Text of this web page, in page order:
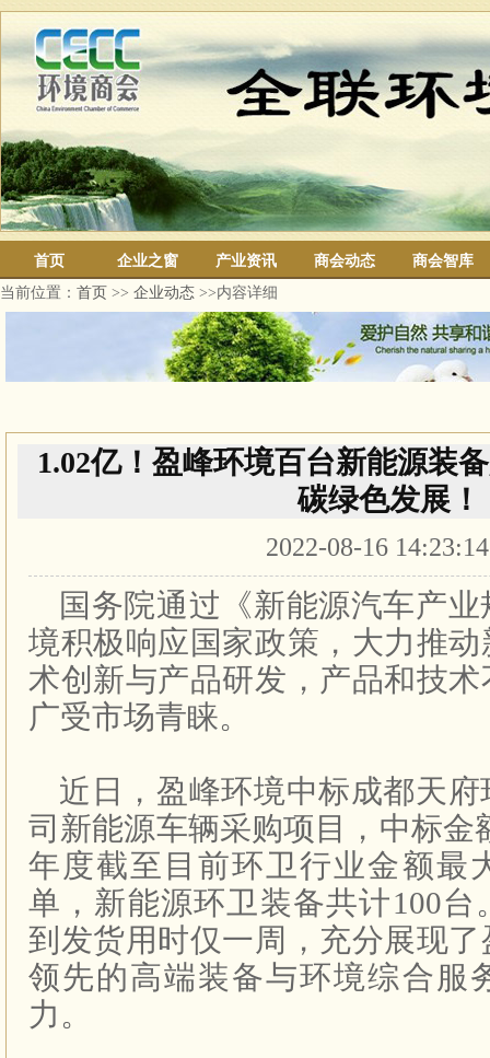
首页 企业之窗 产业资讯 商会动态
商会智库
当前位置： 首页 >> 企业动态 >>内容详细
1.02亿！盈峰环境百台新能源装
碳绿色发展！
2022-08-16
国务院通过《新能源汽车产
境积极响应国家政策，大力推
术创新与产品研发，产品和技
广受市场青睐。
近日，盈峰环境中标成都天
司新能源车辆采购项目，中标金
年度截至目前环卫行业金额最
单，新能源环卫装备共计100台
到发货用时仅一周，充分展现
领先的高端装备与环境综合服
力。